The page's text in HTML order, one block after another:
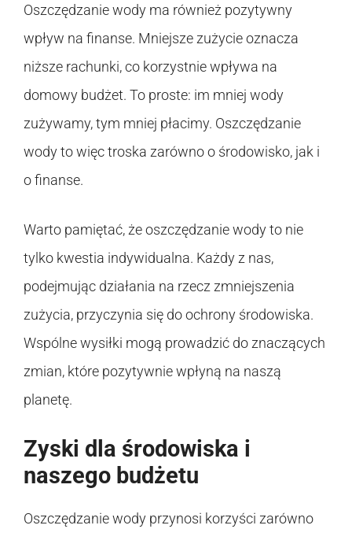
Oszczędzanie wody ma również pozytywny
wpływ na finanse. Mniejsze zużycie oznacza
niższe rachunki, co korzystnie wpływa na
domowy budżet. To proste: im mniej wody
zużywamy, tym mniej płacimy. Oszczędzanie
wody to więc troska zarówno o środowisko, jak i
o finanse.
Warto pamiętać, że oszczędzanie wody to nie
tylko kwestia indywidualna. Każdy z nas,
podejmując działania na rzecz zmniejszenia
zużycia, przyczynia się do ochrony środowiska.
Wspólne wysiłki mogą prowadzić do znaczących
zmian, które pozytywnie wpłyną na naszą
planetę.
Zyski dla środowiska i
naszego budżetu
Oszczędzanie wody przynosi korzyści zarówno